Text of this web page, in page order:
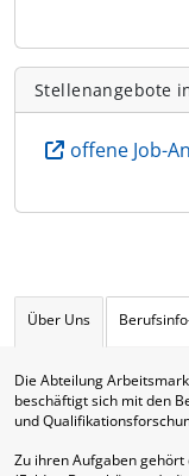
Stellenangebote
offene Job-
Über Uns
Die Abteilung
beschäftigt sich mit den
und
Zu ihren Aufgaben